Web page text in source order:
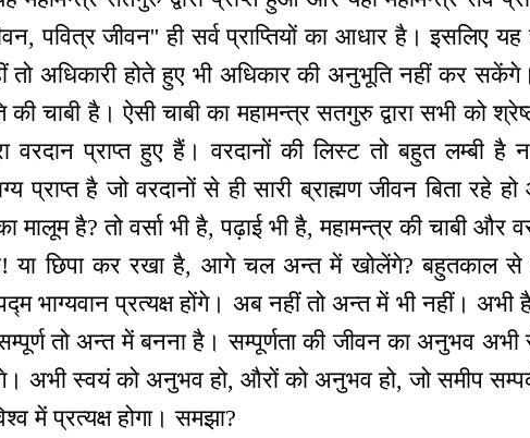
पवित्र जीवन'' ही सर्व प्राप्तियों का आधार है। इसलिए यह
तो अधिकारी होते हुए भी अधिकार की अनुभूति नहीं कर
चाबी है। ऐसी चाबी का महामन्‍त्र सतगुरु द्वारा सभी को
वरदान प्राप्त हुए हैं। वरदानों की लिस्ट तो बहुत लम्बी है
प्राप्त है जो वरदानों से ही सारी ब्राह्मण जीवन बिता रहे
है? तो वर्सा भी है, पढ़ाई भी है, महामन्‍त्र की चाबी और
या छिपा कर रखा है, आगे चल अन्त में खोलेंगे? बहुतकाल से
भाग्यवान प्रत्यक्ष होंगे। अब नहीं तो अन्त में भी नहीं। अभी
तो अन्त में बनना है। सम्पूर्णता की जीवन का अनुभव
अभी स्वयं को अनुभव हो, औरों को अनुभव हो, जो समीप
में प्रत्यक्ष होगा। समझा?